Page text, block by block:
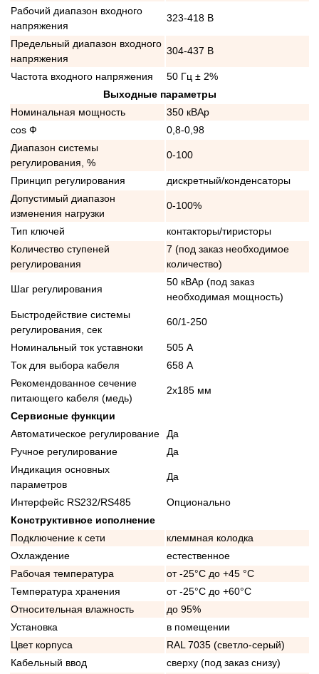
Рабочий диапазон входного
напряжения
323-418 В
Предельный диапазон входного
напряжения
304-437 В
Частота входного напряжения
50 Гц ± 2%
Выходные параметры
Номинальная мощность
350 кВАр
cos Ф
0,8-0,98
Диапазон системы
регулирования, %
0-100
Принцип регулирования
дискретный/конденсаторы
Допустимый диапазон
изменения нагрузки
0-100%
Тип ключей
контакторы/тиристоры
Количество ступеней
регулирования
7 (под заказ необходимое
количество)
Шаг регулирования
50 кВАр (под заказ
необходимая мощность)
Быстродействие системы
регулирования, сек
60/1-250
Номинальный ток уставноки
505 А
Ток для выбора кабеля
658 А
Рекомендованное сечение
питающего кабеля (медь)
2x185 мм
Сервисные функции
Автоматическое регулирование
Да
Ручное регулирование
Да
Индикация основных
параметров
Да
Интерфейс RS232/RS485
Опционально
Конструктивное исполнение
Подключение к сети
клеммная колодка
Охлаждение
естественное
Рабочая температура
от -25°C до +45 °C
Температура хранения
от -25°C до +60°C
Относительная влажность
до 95%
Установка
в помещении
Цвет корпуса
RAL 7035 (светло-серый)
Кабельный ввод
сверху (под заказ снизу)